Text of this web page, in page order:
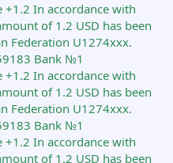
+1.2 In accordance with
of 1.2 USD has been
Federation U1274xxx.
Bank №1
+1.2 In accordance with
of 1.2 USD has been
Federation U1274xxx.
Bank №1
+1.2 In accordance with
of 1.2 USD has been